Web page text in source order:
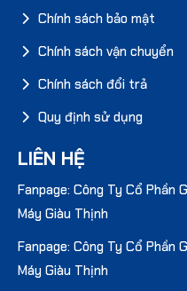
Chính sách bảo mật
Chính sách vận chuyển
Chính sách đổi trả
Quy định sử dụng
LIÊN HỆ
Fanpage: Công Ty Cổ Phần
Máy Giàu Thịnh
Fanpage: Công Ty Cổ Phần
Máy Giàu Thịnh